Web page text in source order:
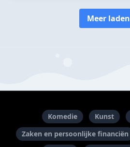
Meer laden
Komedie Kunst
Zaken en persoonlijke financiën